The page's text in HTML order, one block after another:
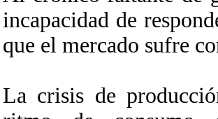
incapacidad de
que el mercado sufre
La crisis de